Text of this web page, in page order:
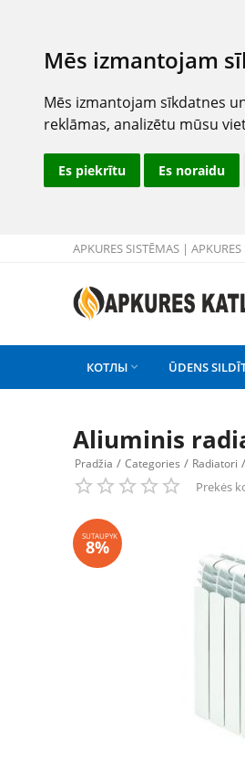
Mēs izmantojam
Mēs izmantojam sīkdatnes
reklāmas, analizētu mūsu
Es piekrītu Es noraidu
APKURES SISTĒMAS | APKURES
КОТЛЫ  ŪDENS
Aliuminis
Pradžia / Categories / Radiatori /
Prekės
SUTAUPYK
8%